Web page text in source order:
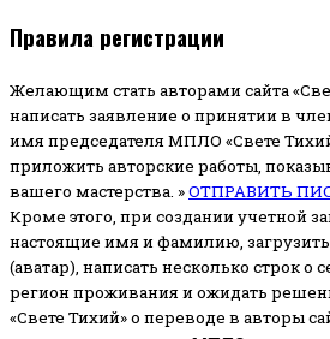
Правила регистрации
Желающим стать авторами сайта
написать заявление о принятии в
имя председателя МПЛО «Свете
приложить авторские работы,
вашего мастерства. »ОТПРАВИТЬ
Кроме этого, при создании учетной
настоящие имя и фамилию,
(аватар), написать несколько строк о
регион проживания и ожидать
«Свете Тихий» о переводе в авторы